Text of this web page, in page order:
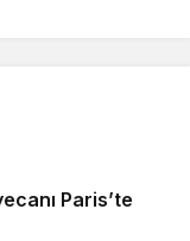
Paris’te